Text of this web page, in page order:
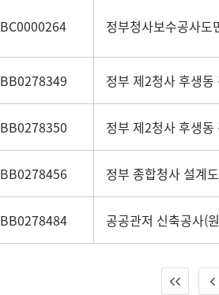
BC0000264 정부청사보수공사도
BB0278349 정부 제2청사 후생
BB0278350 정부 제2청사 후생
BB0278456 정부 종합청사 설계
BB0278484 공공관저 신축공사(